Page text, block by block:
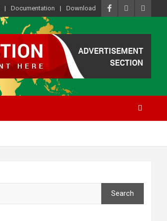
Documentation Download
Search